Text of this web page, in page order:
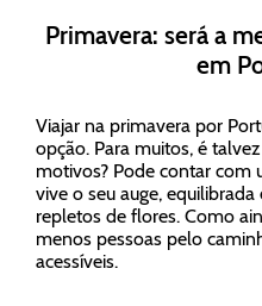
Primavera: será a
em
Viajar na primavera por
opção. Para muitos, é
motivos? Pode contar com
vive o seu auge,
repletos de flores. Como
menos pessoas pelo
acessíveis.